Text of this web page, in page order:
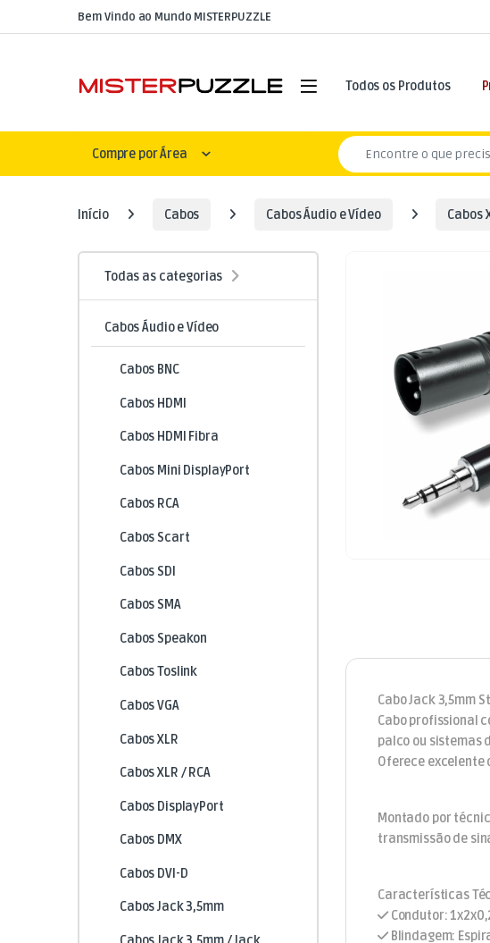
Skip to navigation
Skip to contentBem Vindo ao Mundo MISTERPUZZLE
Open Todos os Produtos
Compre por Área
Search for:
Início Cabos Cabos Áudio e Vídeo Cabos
Cabo Jack 3,5mm
Cabo profissional
palco ou sistemas
Oferece excelente
Montado por
transmissão de
Características
Condutor:
Blindagem:
Todas as categorias
Cabos Áudio e Vídeo
Cabos BNC
Cabos HDMI
Cabos HDMI Fibra
Cabos Mini DisplayPort
Cabos RCA
Cabos Scart
Cabos SDI
Cabos SMA
Cabos Speakon
Cabos Toslink
Cabos VGA
Cabos XLR
Cabos XLR / RCA
Cabos DisplayPort
Cabos DMX
Cabos DVI-D
Cabos Jack 3,5mm